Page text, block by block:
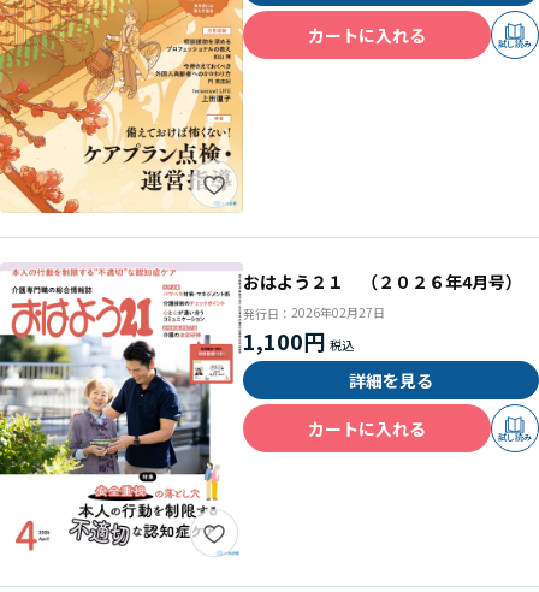
カートに入れる
試し読み
おはよう２１ （２０２６年4月号）
発行日： 2026年02月27日
1,100円
詳細を見る
カートに入れる
試し読み